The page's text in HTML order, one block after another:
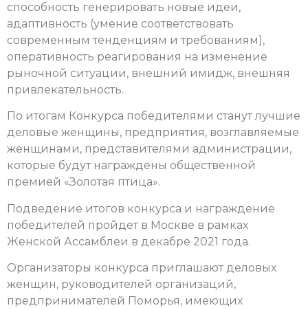
способность генерировать новые идеи,
адаптивность (умение соответствовать
современным тенденциям и требованиям),
оперативность реагирования на изменение
рыночной ситуации, внешний имидж, внешняя
привлекательность.
По итогам Конкурса победителями станут лучшие
деловые женщины, предприятия, возглавляемые
женщинами, представителями администрации,
которые будут награждены общественной
премией «Золотая птица».
Подведение итогов конкурса и награждение
победителей пройдет в Москве в рамках
Женской Ассамблеи в декабре 2021 года.
Организаторы конкурса приглашают деловых
женщин, руководителей организаций,
предпринимателей Поморья, имеющих